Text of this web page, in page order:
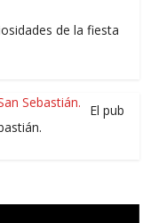
de la fiesta
El pub